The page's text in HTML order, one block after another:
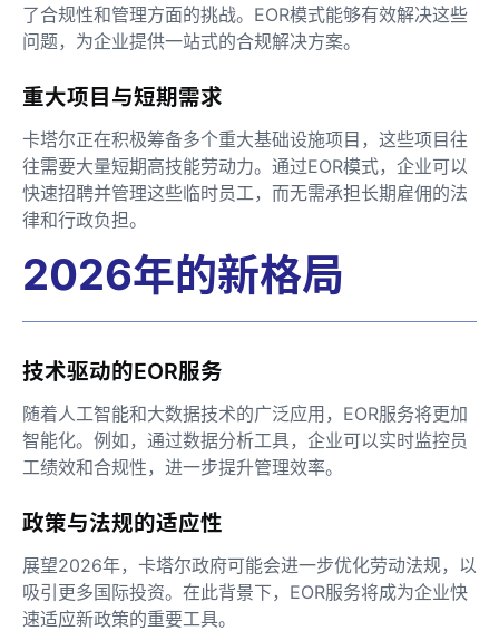
了合规性和管理方面的挑战。EOR模式能够有效解决这些
问题，为企业提供一站式的合规解决方案。
重大项目与短期需求
卡塔尔正在积极筹备多个重大基础设施项目，这些项目往
往需要大量短期高技能劳动力。通过EOR模式，企业可以
快速招聘并管理这些临时员工，而无需承担长期雇佣的法
律和行政负担。
2026年的新格局
技术驱动的EOR服务
随着人工智能和大数据技术的广泛应用，EOR服务将更加
智能化。例如，通过数据分析工具，企业可以实时监控员
工绩效和合规性，进一步提升管理效率。
政策与法规的适应性
展望2026年，卡塔尔政府可能会进一步优化劳动法规，以
吸引更多国际投资。在此背景下，EOR服务将成为企业快
速适应新政策的重要工具。